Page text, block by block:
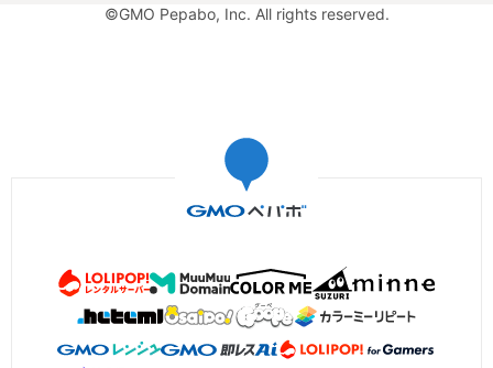
©GMO Pepabo, Inc. All rights reserved.